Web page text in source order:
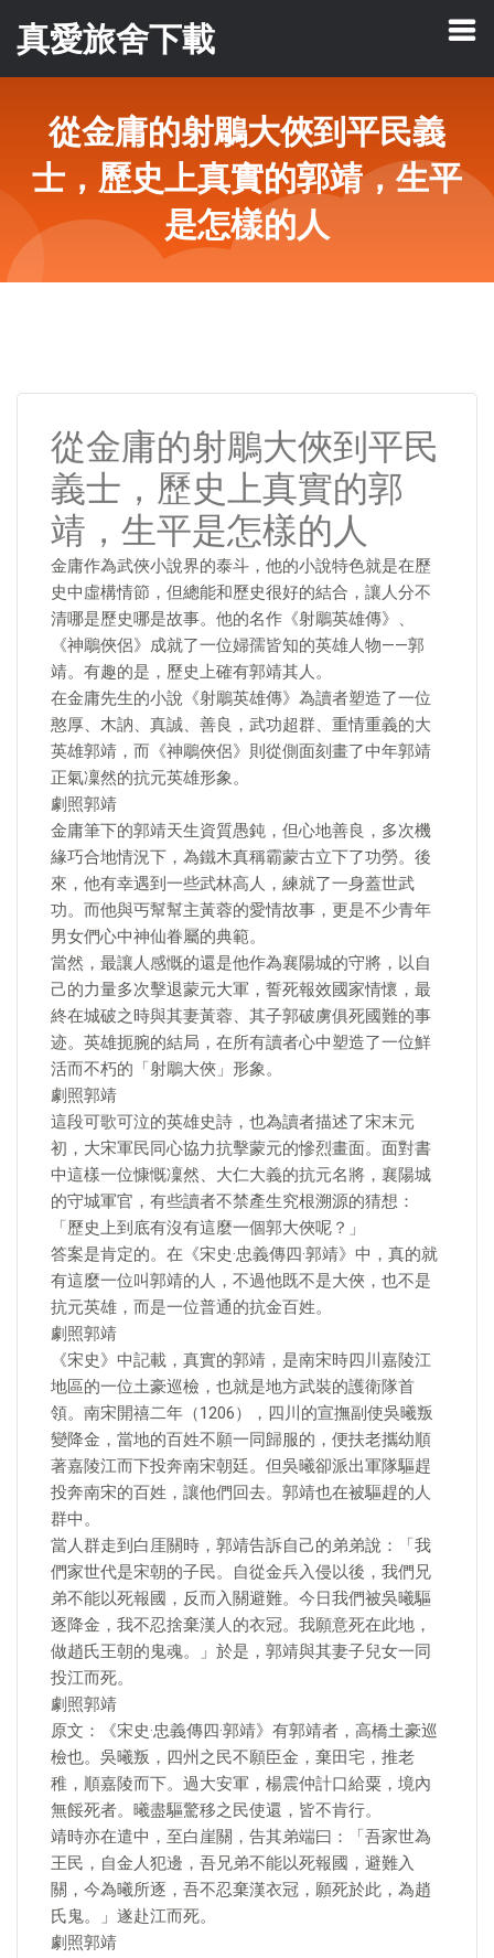
真愛旅舍下載
從金庸的射鵰大俠到平民義
士，歷史上真實的郭靖，生平
是怎樣的人
從金庸的射鵰大俠到平民
義士，歷史上真實的郭
靖，生平是怎樣的人
金庸作為武俠小說界的泰斗，他的小說特色就是在歷
史中虛構情節，但總能和歷史很好的結合，讓人分不
清哪是歷史哪是故事。他的名作《射鵰英雄傳》、
《神鵰俠侶》成就了一位婦孺皆知的英雄人物——郭
靖。有趣的是，歷史上確有郭靖其人。
在金庸先生的小說《射鵰英雄傳》為讀者塑造了一位
憨厚、木訥、真誠、善良，武功超群、重情重義的大
英雄郭靖，而《神鵰俠侶》則從側面刻畫了中年郭靖
正氣凜然的抗元英雄形象。
劇照郭靖
金庸筆下的郭靖天生資質愚鈍，但心地善良，多次機
緣巧合地情況下，為鐵木真稱霸蒙古立下了功勞。後
來，他有幸遇到一些武林高人，練就了一身蓋世武
功。而他與丐幫幫主黃蓉的愛情故事，更是不少青年
男女們心中神仙眷屬的典範。
當然，最讓人感慨的還是他作為襄陽城的守將，以自
己的力量多次擊退蒙元大軍，誓死報效國家情懷，最
終在城破之時與其妻黃蓉、其子郭破虜俱死國難的事
迹。英雄扼腕的結局，在所有讀者心中塑造了一位鮮
活而不朽的「射鵰大俠」形象。
劇照郭靖
這段可歌可泣的英雄史詩，也為讀者描述了宋末元
初，大宋軍民同心協力抗擊蒙元的慘烈畫面。面對書
中這樣一位慷慨凜然、大仁大義的抗元名將，襄陽城
的守城軍官，有些讀者不禁產生究根溯源的猜想：
「歷史上到底有沒有這麼一個郭大俠呢？」
答案是肯定的。在《宋史·忠義傳四·郭靖》中，真的就
有這麼一位叫郭靖的人，不過他既不是大俠，也不是
抗元英雄，而是一位普通的抗金百姓。
劇照郭靖
《宋史》中記載，真實的郭靖，是南宋時四川嘉陵江
地區的一位土豪巡檢，也就是地方武裝的護衛隊首
領。南宋開禧二年（1206），四川的宣撫副使吳曦叛
變降金，當地的百姓不願一同歸服的，便扶老攜幼順
著嘉陵江而下投奔南宋朝廷。但吳曦卻派出軍隊驅趕
投奔南宋的百姓，讓他們回去。郭靖也在被驅趕的人
群中。
當人群走到白厓關時，郭靖告訴自己的弟弟說：「我
們家世代是宋朝的子民。自從金兵入侵以後，我們兄
弟不能以死報國，反而入關避難。今日我們被吳曦驅
逐降金，我不忍捨棄漢人的衣冠。我願意死在此地，
做趙氏王朝的鬼魂。」於是，郭靖與其妻子兒女一同
投江而死。
劇照郭靖
原文：《宋史·忠義傳四·郭靖》有郭靖者，高橋土豪巡
檢也。吳曦叛，四州之民不願臣金，棄田宅，推老
稚，順嘉陵而下。過大安軍，楊震仲計口給粟，境內
無餒死者。曦盡驅驚移之民使還，皆不肯行。
靖時亦在遣中，至白崖關，告其弟端曰：「吾家世為
王民，自金人犯邊，吾兄弟不能以死報國，避難入
關，今為曦所逐，吾不忍棄漢衣冠，願死於此，為趙
氏鬼。」遂赴江而死。
劇照郭靖